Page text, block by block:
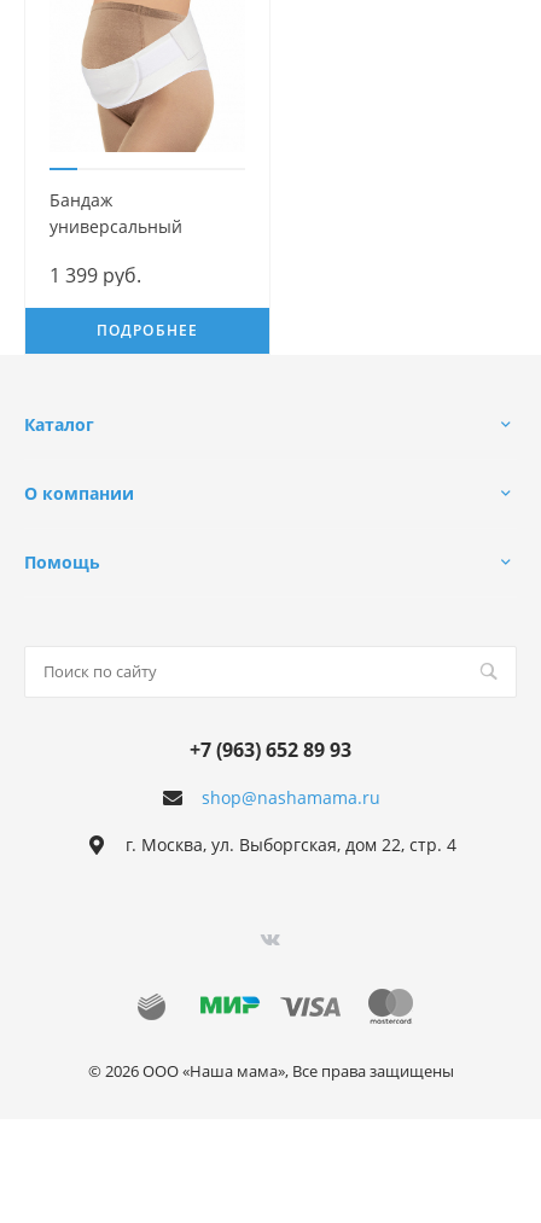
Бандаж
универсальный
послеродовой Идеал
Mama Com.fort
1 399 руб.
ПОДРОБНЕЕ
Каталог
О компании
Помощь
shop@nashamama.ru
+7 (963) 652 89 93
г. Москва, ул. Выборгская, дом 22, стр. 4
© 2026 ООО «Наша мама», Все права защищены